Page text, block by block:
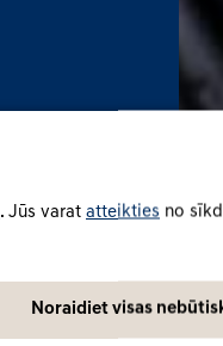
. Jūs varat atteikties no
Noraidiet visas